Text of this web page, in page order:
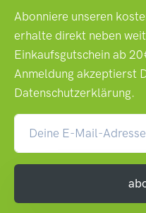
Abonniere unseren
erhalte direkt neben
Einkaufsgutschein ab
Anmeldung akzeptierst
Datenschutzerklärung.